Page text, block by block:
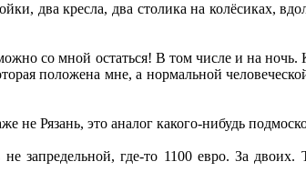
два кресла, два столика на колёсиках,
со мной остаться! В том числе и на ночь.
положена мне, а нормальной
Рязань, это аналог какого-нибудь
запредельной, где-то 1100 евро. За